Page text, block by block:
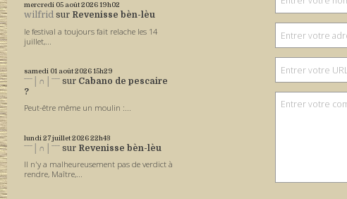
mercredi 05 août 2026 19h02
wilfrid sur Revenisse bèn-lèu
le festival a toujours fait relache les 14
juillet,...
samedi 01 août 2026 15h29
ˉˉˉ│∩│ˉˉˉ sur Cabano de pescaire
?
Peut-être même un moulin :...
lundi 27juillet 2026 22h43
ˉˉˉ│∩│ˉˉˉ sur Revenisse bèn-lèu
Il n'y a malheureusement pas de verdict à
rendre, Maître,...